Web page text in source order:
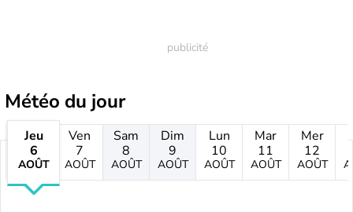
Météo du jour
Jeu
6
AOÛT
Ven
7
AOÛT
Sam
8
AOÛT
Dim
9
AOÛT
Lun
10
AOÛT
Mar
11
AOÛT
Mer
12
AOÛT